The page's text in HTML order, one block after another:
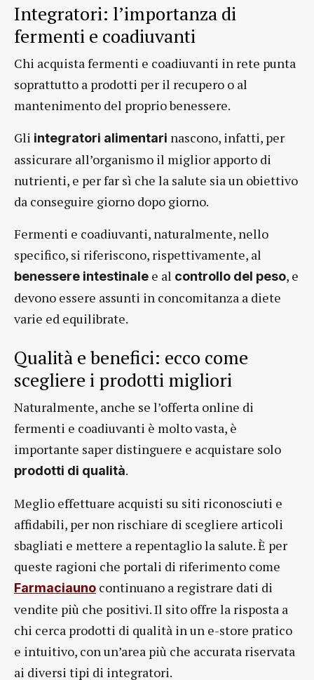
Integratori: l’importanza di
fermenti e coadiuvanti
Chi acquista fermenti e coadiuvanti in rete punta
soprattutto a prodotti per il recupero o al
mantenimento del proprio benessere.
Gli integratori alimentari nascono, infatti, per
assicurare all’organismo il miglior apporto di
nutrienti, e per far sì che la salute sia un obiettivo
da conseguire giorno dopo giorno.
Fermenti e coadiuvanti, naturalmente, nello
specifico, si riferiscono, rispettivamente, al
benessere intestinale e al controllo del peso, e
devono essere assunti in concomitanza a diete
varie ed equilibrate.
Qualità e benefici: ecco come
scegliere i prodotti migliori
Naturalmente, anche se l’offerta online di
fermenti e coadiuvanti è molto vasta, è
importante saper distinguere e acquistare solo
prodotti di qualità.
Meglio effettuare acquisti su siti riconosciuti e
affidabili, per non rischiare di scegliere articoli
sbagliati e mettere a repentaglio la salute. È per
queste ragioni che portali di riferimento come
Farmaciauno continuano a registrare dati di
vendite più che positivi. Il sito offre la risposta a
chi cerca prodotti di qualità in un e-store pratico
e intuitivo, con un’area più che accurata riservata
ai diversi tipi di integratori.